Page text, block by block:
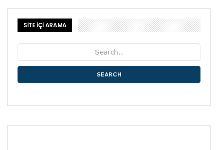
SİTE İÇİ ARAMA
SEARCH